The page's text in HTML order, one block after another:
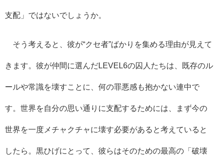
支配」ではないでしょうか。
そう考えると、彼が“クセ者”ばかりを集める理由が見えて
きます。彼が仲間に選んだLEVEL6の囚人たちは、既存のル
ールや常識を壊すことに、何の罪悪感も抱かない連中で
す。世界を自分の思い通りに支配するためには、まず今の
世界を一度メチャクチャに壊す必要があると考えていると
したら。黒ひげにとって、彼らはそのための最高の「破壊